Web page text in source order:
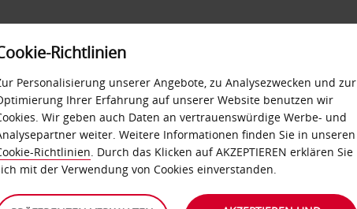
SELF-SERVICES
FAHRZEUG
ABHOLEN VON
Richtlinien
Personalisierung unserer Angebote, zu Analysezwecken und zur
Ihrer Erfahrung auf unserer Website benutzen wir
Wir geben auch Daten an vertrauenswürdige Werbe- und
weiter. Weitere Informationen finden Sie in unseren
Richtlinien. Durch das Klicken auf AKZEPTIEREN erklären Sie
mit der Verwendung von Cookies einverstanden.